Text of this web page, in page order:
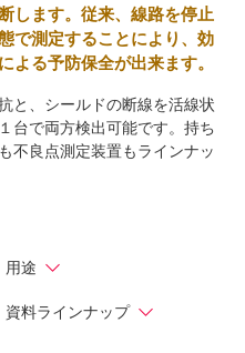
します。従来、線路を停止
で測定することにより、効
よる予防保全が出来ます。
と、シールドの断線を活線状
台で両方検出可能です。持ち
不良点測定装置もラインナッ
用途
資料ラインナップ